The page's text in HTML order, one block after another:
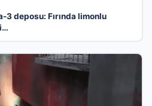
3 deposu: Fırında limonlu